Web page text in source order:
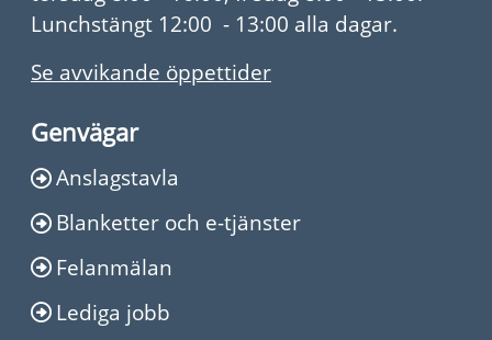
Lunchstängt 12:00 - 13:00 alla dagar.
Se avvikande öppettider
Genvägar
Anslagstavla
Blanketter och e-tjänster
Felanmälan
Lediga jobb